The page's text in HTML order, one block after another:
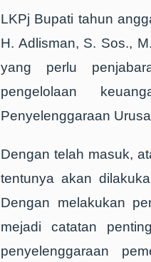
LKPj Bupati tahun
H. Adlisman, S. Sos.,
yang perlu
pengelolaan
Penyelenggaraan
Dengan telah masuk,
tentunya akan
Dengan melakukan
mejadi catatan
penyelenggaraan